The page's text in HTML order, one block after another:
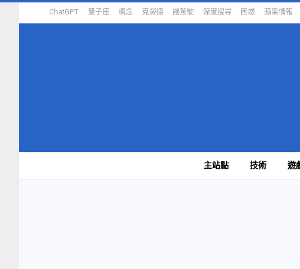
ChatGPT 雙子座 概念 克勞德 副駕駛 深度搜尋 困惑 蘋果情報
主站點 技術 遊